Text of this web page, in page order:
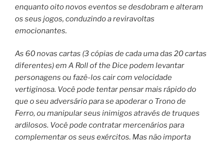
enquanto oito novos eventos se desdobram e alteram
os seus jogos, conduzindo a reviravoltas
emocionantes.
As 60 novas cartas (3 cópias de cada uma das 20 cartas
diferentes) em A Roll of the Dice podem levantar
personagens ou fazê-los cair com velocidade
vertiginosa. Você pode tentar pensar mais rápido do
que o seu adversário para se apoderar o Trono de
Ferro, ou manipular seus inimigos através de truques
ardilosos. Você pode contratar mercenários para
complementar os seus exércitos. Mas não importa